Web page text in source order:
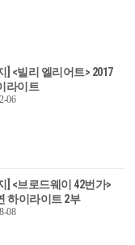
] <빌리 엘리어트> 2017
라이트
06
] <브로드웨이 42번가>
하이라이트 2부
08